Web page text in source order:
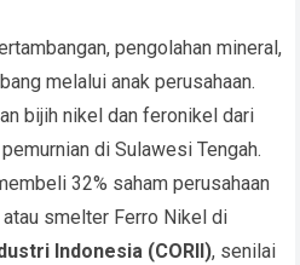
pengolahan mineral,
melalui anak perusahaan.
bijih nikel dan feronikel dari
di Sulawesi Tengah.
32% saham perusahaan
smelter Ferro Nikel di
Indonesia (CORII), senilai